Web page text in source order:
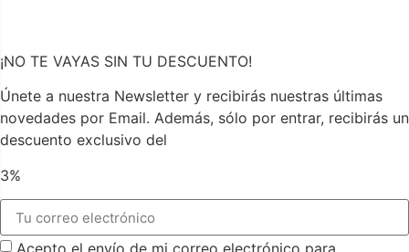
¡NO TE VAYAS SIN TU DESCUENTO!
Únete a nuestra Newsletter y recibirás nuestras últimas
novedades por Email. Además, sólo por entrar, recibirás un
descuento exclusivo del
3%
Acepto el envío de mi correo electrónico para